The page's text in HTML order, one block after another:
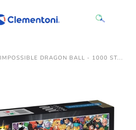
IMPOSSIBLE DRAGON BALL - 1000 ST...